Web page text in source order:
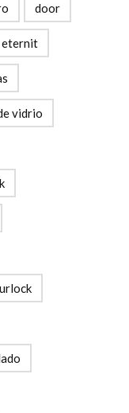
door
eternit
vidrio